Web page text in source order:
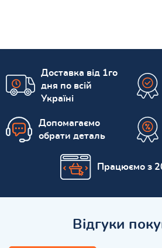
Доставка від 1го
дня по всій
Україні
Допомагаємо
обрати деталь
Працюємо з
Відгуки